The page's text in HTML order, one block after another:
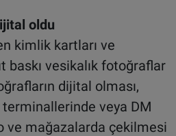
oldu
kimlik kartları ve
baskı vesikalık fotoğraflar
dijital olması,
veya DM
ve mağazalarda çekilmesi